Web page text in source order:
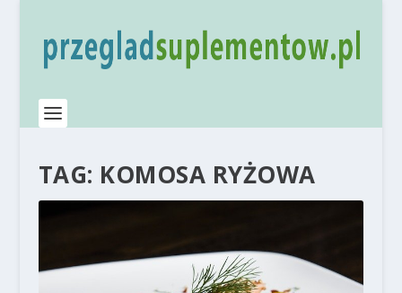
TAG: KOMOSA RYŻOWA